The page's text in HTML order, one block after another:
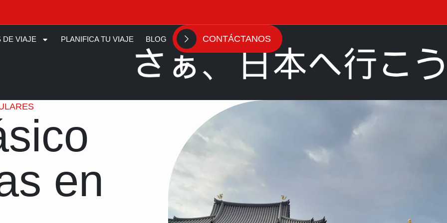
DE VIAJE PLANIFICA TU VIAJE BLOG CONTÁCTANOS
en